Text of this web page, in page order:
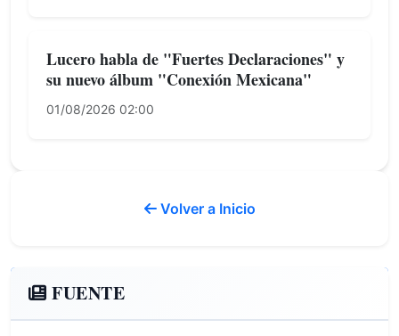
Lucero habla de "Fuertes Declaraciones" y
su nuevo álbum "Conexión Mexicana"
01/08/2026 02:00
Volver a Inicio
FUENTE